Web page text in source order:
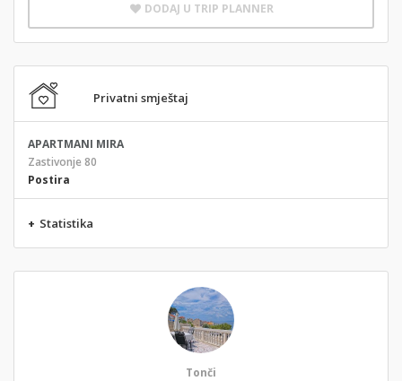
DODAJ U TRIP PLANNER
Privatni smještaj
APARTMANI MIRA
Zastivonje 80
Postira
+ Statistika
Tonči